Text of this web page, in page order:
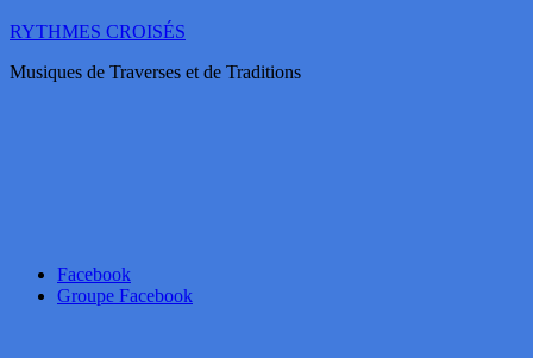
RYTHMES CROISÉS
Musiques de Traverses et de Traditions
Facebook
Groupe Facebook